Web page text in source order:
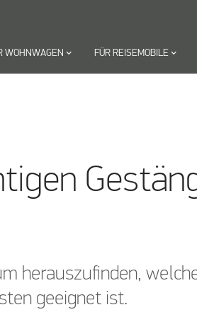
WOHNWAGEN keyboard_arrow_down FÜR REISEMOBILE keyboard_arrow_down
herauszufinden,
geeignet ist.